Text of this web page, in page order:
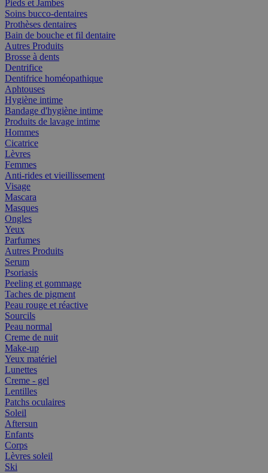
Pieds et Jambes
Soins bucco-dentaires
Prothèses dentaires
Bain de bouche et fil dentaire
Autres Produits
Brosse à dents
Dentrifice
Dentifrice homéopathique
Aphtouses
Hygiène intime
Bandage d'hygiène intime
Produits de lavage intime
Hommes
Cicatrice
Lèvres
Femmes
Anti-rides et vieillissement
Visage
Mascara
Masques
Ongles
Yeux
Parfumes
Autres Produits
Serum
Psoriasis
Peeling et gommage
Taches de pigment
Peau rouge et réactive
Sourcils
Peau normal
Creme de nuit
Make-up
Yeux matériel
Lunettes
Creme - gel
Lentilles
Patchs oculaires
Soleil
Aftersun
Enfants
Corps
Lèvres soleil
Ski